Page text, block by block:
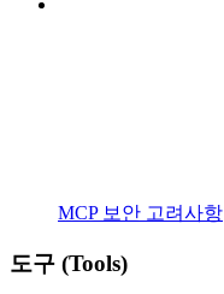
MCP 보안 고려사항
도구 (Tools)